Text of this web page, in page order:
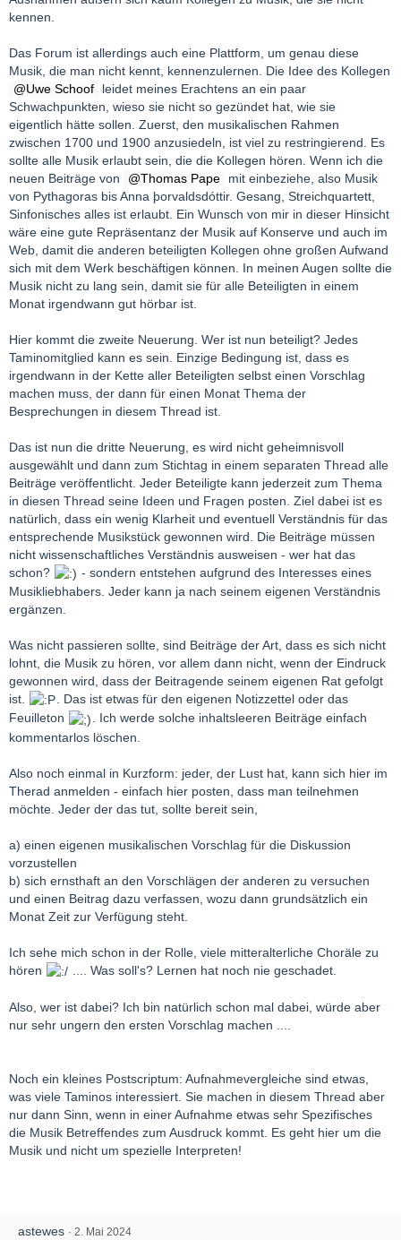
kennen.
Das Forum ist allerdings auch eine Plattform, um genau diese
Musik, die man nicht kennt, kennenzulernen. Die Idee des Kollegen
Uwe Schoof
leidet meines Erachtens an ein paar
Schwachpunkten, wieso sie nicht so gezündet hat, wie sie
eigentlich hätte sollen. Zuerst, den musikalischen Rahmen
zwischen 1700 und 1900 anzusiedeln, ist viel zu restringierend. Es
sollte alle Musik erlaubt sein, die die Kollegen hören. Wenn ich die
neuen Beiträge von
Thomas Pape
mit einbeziehe, also Musik
von Pythagoras bis Anna þorvaldsdóttir. Gesang, Streichquartett,
Sinfonisches alles ist erlaubt. Ein Wunsch von mir in dieser Hinsicht
wäre eine gute Repräsentanz der Musik auf Konserve und auch im
Web, damit die anderen beteiligten Kollegen ohne großen Aufwand
sich mit dem Werk beschäftigen können. In meinen Augen sollte die
Musik nicht zu lang sein, damit sie für alle Beteiligten in einem
Monat irgendwann gut hörbar ist.
Hier kommt die zweite Neuerung. Wer ist nun beteiligt? Jedes
Taminomitglied kann es sein. Einzige Bedingung ist, dass es
irgendwann in der Kette aller Beteiligten selbst einen Vorschlag
machen muss, der dann für einen Monat Thema der
Besprechungen in diesem Thread ist.
Das ist nun die dritte Neuerung, es wird nicht geheimnisvoll
ausgewählt und dann zum Stichtag in einem separaten Thread alle
Beiträge veröffentlicht. Jeder Beteiligte kann jederzeit zum Thema
in diesen Thread seine Ideen und Fragen posten. Ziel dabei ist es
natürlich, dass ein wenig Klarheit und eventuell Verständnis für das
entsprechende Musikstück gewonnen wird. Die Beiträge müssen
nicht wissenschaftliches Verständnis ausweisen - wer hat das
schon?
- sondern entstehen aufgrund des Interesses eines
Musikliebhabers. Jeder kann ja nach seinem eigenen Verständnis
ergänzen.
Was nicht passieren sollte, sind Beiträge der Art, dass es sich nicht
lohnt, die Musik zu hören, vor allem dann nicht, wenn der Eindruck
gewonnen wird, dass der Beitragende seinem eigenen Rat gefolgt
ist.
. Das ist etwas für den eigenen Notizzettel oder das
Feuilleton
. Ich werde solche inhaltsleeren Beiträge einfach
kommentarlos löschen.
Also noch einmal in Kurzform: jeder, der Lust hat, kann sich hier im
Therad anmelden - einfach hier posten, dass man teilnehmen
möchte. Jeder der das tut, sollte bereit sein,
a) einen eigenen musikalischen Vorschlag für die Diskussion
vorzustellen
b) sich ernsthaft an den Vorschlägen der anderen zu versuchen
und einen Beitrag dazu verfassen, wozu dann grundsätzlich ein
Monat Zeit zur Verfügung steht.
Ich sehe mich schon in der Rolle, viele mitteralterliche Choräle zu
hören
.... Was soll's? Lernen hat noch nie geschadet.
Also, wer ist dabei? Ich bin natürlich schon mal dabei, würde aber
nur sehr ungern den ersten Vorschlag machen ....
Noch ein kleines Postscriptum: Aufnahmevergleiche sind etwas,
was viele Taminos interessiert. Sie machen in diesem Thread aber
nur dann Sinn, wenn in einer Aufnahme etwas sehr Spezifisches
die Musik Betreffendes zum Ausdruck kommt. Es geht hier um die
Musik und nicht um spezielle Interpreten!
astewes 2. Mai 2024